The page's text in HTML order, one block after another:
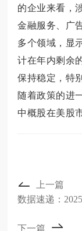
的企业来看，
金融服务、广
多个领域，显
计在年内剩余
保持稳定，特
随着政策的进
中概股在美股
上一篇
数据速递：
下一篇